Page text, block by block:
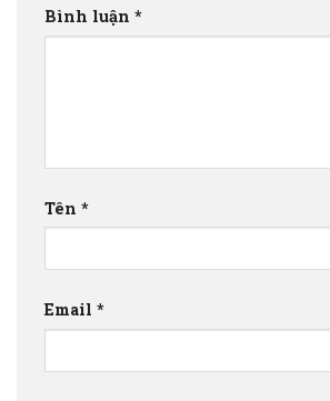
Bình luận *
Tên *
Email *